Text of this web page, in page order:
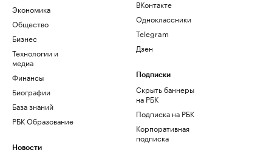
Экономика
Общество
Бизнес
Технологии и
медиа
Финансы
Биографии
База знаний
РБК Образование
Новости
ВКонтакте
Одноклассники
Telegram
Дзен
Подписки
Скрыть баннеры
на РБК
Подписка на РБК
Корпоративная
подписка